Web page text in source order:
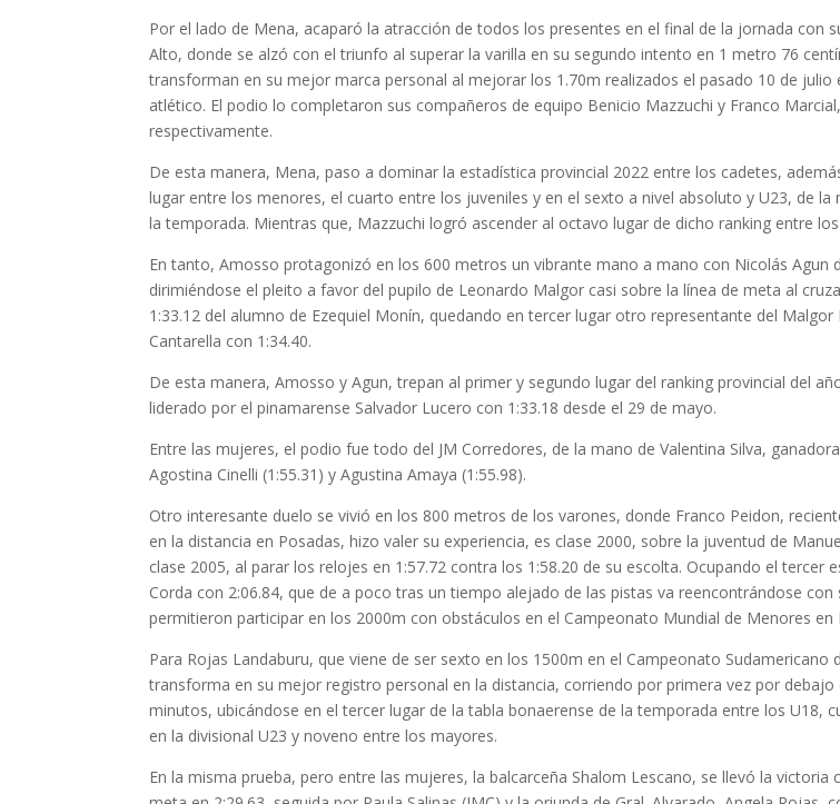
Por el lado de Mena, acaparó la atracción de todos los presentes en el final de la jornada con
Alto, donde se alzó con el triunfo al superar la varilla en su segundo intento en 1 metro 76
transforman en su mejor marca personal al mejorar los 1.70m realizados el pasado 10 de julio
atlético. El podio lo completaron sus compañeros de equipo Benicio Mazzuchi y Franco
respectivamente.
De esta manera, Mena, paso a dominar la estadística provincial 2022 entre los cadetes,
lugar entre los menores, el cuarto entre los juveniles y en el sexto a nivel absoluto y U23, de la
la temporada. Mientras que, Mazzuchi logró ascender al octavo lugar de dicho ranking entre los
En tanto, Amosso protagonizó en los 600 metros un vibrante mano a mano con Nicolás Agun
dirimiéndose el pleito a favor del pupilo de Leonardo Malgor casi sobre la línea de meta al
1:33.12 del alumno de Ezequiel Monín, quedando en tercer lugar otro representante del Malgor
Cantarella con 1:34.40.
De esta manera, Amosso y Agun, trepan al primer y segundo lugar del ranking provincial del
liderado por el pinamarense Salvador Lucero con 1:33.18 desde el 29 de mayo.
Entre las mujeres, el podio fue todo del JM Corredores, de la mano de Valentina Silva,
Agostina Cinelli (1:55.31) y Agustina Amaya (1:55.98).
Otro interesante duelo se vivió en los 800 metros de los varones, donde Franco Peidon,
en la distancia en Posadas, hizo valer su experiencia, es clase 2000, sobre la juventud de
clase 2005, al parar los relojes en 1:57.72 contra los 1:58.20 de su escolta. Ocupando el tercer
Corda con 2:06.84, que de a poco tras un tiempo alejado de las pistas va reencontrándose
permitieron participar en los 2000m con obstáculos en el Campeonato Mundial de Menores en
Para Rojas Landaburu, que viene de ser sexto en los 1500m en el Campeonato Sudamericano
transforma en su mejor registro personal en la distancia, corriendo por primera vez por debajo
minutos, ubicándose en el tercer lugar de la tabla bonaerense de la temporada entre los U18,
en la divisional U23 y noveno entre los mayores.
En la misma prueba, pero entre las mujeres, la balcarceña Shalom Lescano, se llevó la victoria